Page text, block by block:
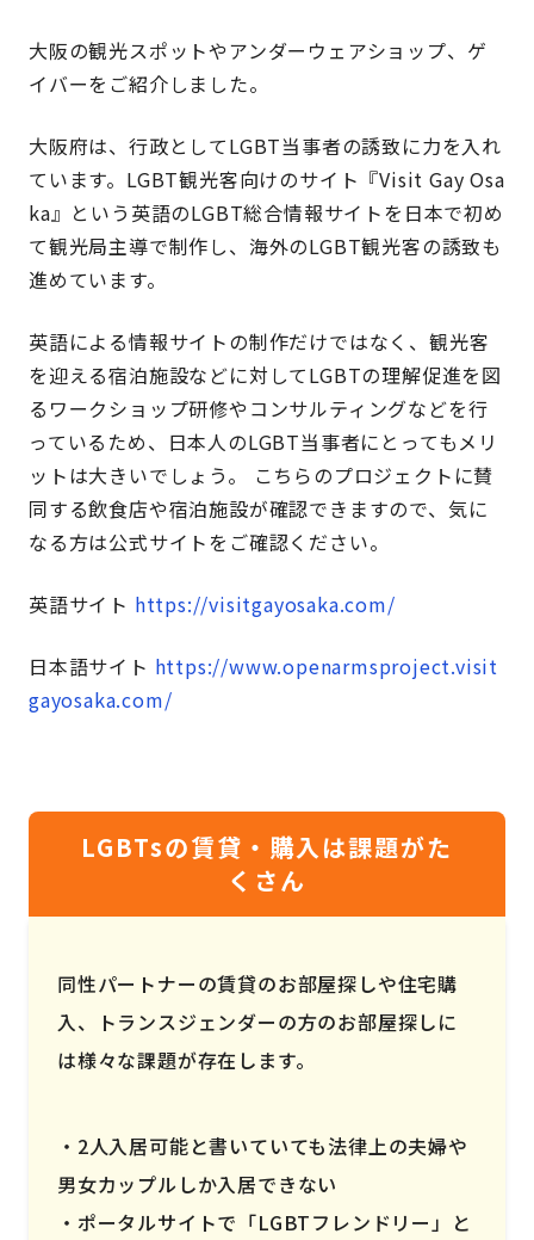
大阪の観光スポットやアンダーウェアショップ、ゲ
イバーをご紹介しました。
大阪府は、行政としてLGBT当事者の誘致に力を入れ
ています。LGBT観光客向けのサイト『Visit Gay Osa
ka』という英語のLGBT総合情報サイトを日本で初め
て観光局主導で制作し、海外のLGBT観光客の誘致も
進めています。
英語による情報サイトの制作だけではなく、観光客
を迎える宿泊施設などに対してLGBTの理解促進を図
るワークショップ研修やコンサルティングなどを行
っているため、日本人のLGBT当事者にとってもメリ
ットは大きいでしょう。 こちらのプロジェクトに賛
同する飲食店や宿泊施設が確認できますので、気に
なる方は公式サイトをご確認ください。
英語サイト https://visitgayosaka.com/
日本語サイト https://www.openarmsproject.visit
gayosaka.com/
LGBTsの賃貸・購入は課題がた
くさん
同性パートナーの賃貸のお部屋探しや住宅購
入、トランスジェンダーの方のお部屋探しに
は様々な課題が存在します。
2人入居可能と書いていても法律上の夫婦や
男女カップルしか入居できない
ポータルサイトで「LGBTフレンドリー」と